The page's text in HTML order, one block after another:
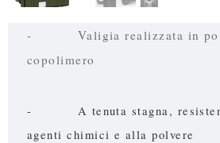
- Valigia realizzata in
copolimero
- A tenuta stagna,
agenti chimici e alla polvere